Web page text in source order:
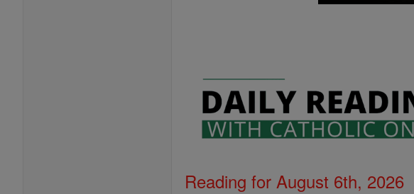
Reading for August 6th, 2026